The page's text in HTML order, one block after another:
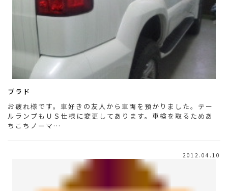
プラド
お疲れ様です。車好きの友人から車両を預かりました。テー
ルランプもＵＳ仕様に変更してあります。車検を取るためあ
ちこちノーマ…
2012.04.10